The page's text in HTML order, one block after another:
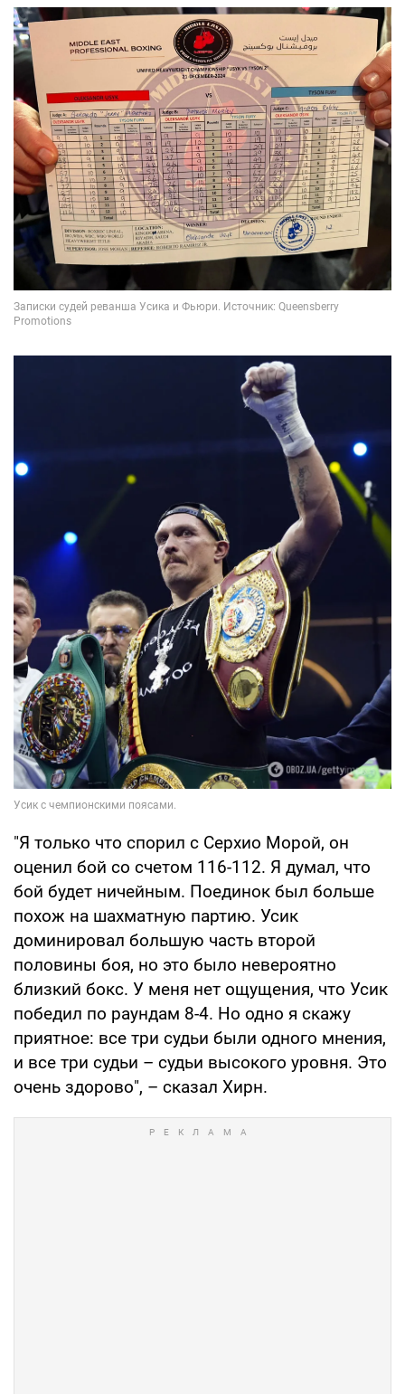
"Я только что спорил с Серхио Морой, он
оценил бой со счетом 116-112. Я думал, что
бой будет ничейным. Поединок был больше
похож на шахматную партию. Усик
доминировал большую часть второй
половины боя, но это было невероятно
близкий бокс. У меня нет ощущения, что Усик
победил по раундам 8-4. Но одно я скажу
приятное: все три судьи были одного мнения,
и все три судьи – судьи высокого уровня. Это
очень здорово", – сказал Хирн.